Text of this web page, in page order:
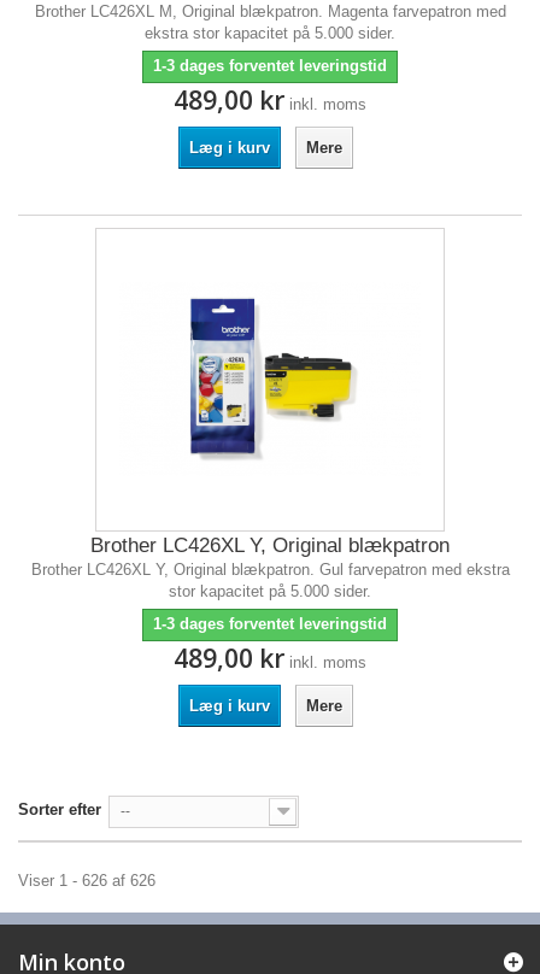
Brother LC426XL M, Original blækpatron. Magenta farvepatron med
ekstra stor kapacitet på 5.000 sider.
1-3 dages forventet leveringstid
489,00 kr inkl. moms
Læg i kurv Mere
Brother LC426XL Y, Original blækpatron
Brother LC426XL Y, Original blækpatron. Gul farvepatron med ekstra
stor kapacitet på 5.000 sider.
1-3 dages forventet leveringstid
489,00 kr inkl. moms
Læg i kurv Mere
Sorter efter --
Viser 1 - 626 af 626
Min konto